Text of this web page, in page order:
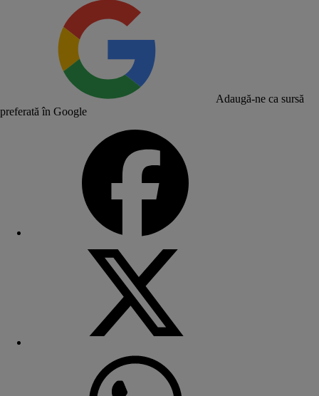
Adaugă-ne ca sursă
preferată în Google